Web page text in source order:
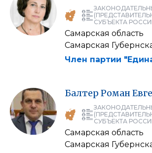
СУБЪЕКТА
Самарская область
Самарская
Член партии
Балтер Роман
СУБЪЕКТА
Самарская область
Самарская